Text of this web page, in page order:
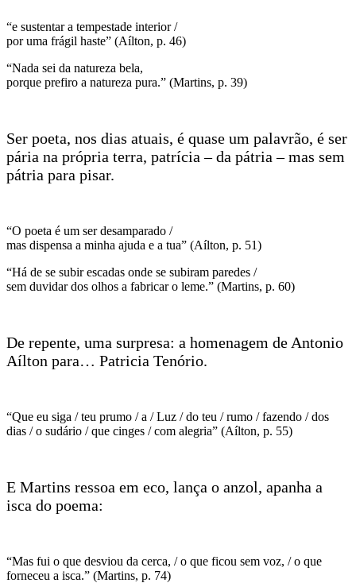
“e sustentar a tempestade interior /
por uma frágil haste” (Aílton, p. 46)
“Nada sei da natureza bela,
porque prefiro a natureza pura.” (Martins, p. 39)
Ser poeta, nos dias atuais, é quase um palavrão, é ser
pária na própria terra, patrícia – da pátria – mas sem
pátria para pisar.
“O poeta é um ser desamparado /
mas dispensa a minha ajuda e a tua” (Aílton, p. 51)
“Há de se subir escadas onde se subiram paredes /
sem duvidar dos olhos a fabricar o leme.” (Martins, p. 60)
De repente, uma surpresa: a homenagem de Antonio
Aílton para… Patricia Tenório.
“Que eu siga / teu prumo / a / Luz / do teu / rumo / fazendo / dos
dias / o sudário / que cinges / com alegria” (Aílton, p. 55)
E Martins ressoa em eco, lança o anzol, apanha a
isca do poema:
“Mas fui o que desviou da cerca, / o que ficou sem voz, / o que
forneceu a isca.” (Martins, p. 74)